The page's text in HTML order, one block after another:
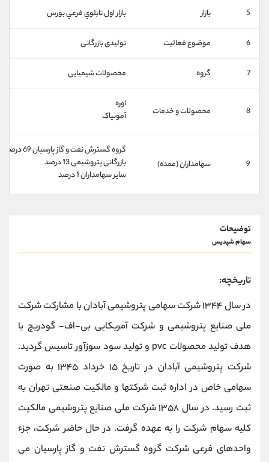
5 بازار بازار اول تابلوي فرعي بورس
6 موضوع فعالیت تولیدی بازرگانی
7 گروه محصولات شیمیایی
8 محصولات و خدمات
اوره
آمونیاک
9 سهامداران (عمده)
گروه گسترش نفت و گاز پارسیان 69 درصد
بازرگانی پتروشیمی 13 درصد
سایر سهامداران 1 درصد
توضیحات
سهام شپدیس
تاریخچه:
در سال ۱۳۴۴ شرکت سهامی پتروشیمی آبادان با مشارکت شرکت
ملی صنایع پتروشیمی و شرکت آمریکایی بی-اف- گودریچ با
هدف تولید محصولات pvc و تولید سود سوزآور تاسیس گردید.
شرکت پتروشیمی آبادان در تاریخ ۱۵ خرداد ۱۳۴۵ به صورت
سهامی خاص در اداره ثبت شرکتها و مالکیت صنعتی تهران به
ثبت رسید. در سال ۱۳۵۸ شرکت ملی صنایع پتروشیمی مالکیت
کلیه سهام شرکت را به عهده گرفت. در حال حاضر شرکت، جزء
واحدهای فرعی شرکت گروه گسترش نفت و گاز پارسیان می